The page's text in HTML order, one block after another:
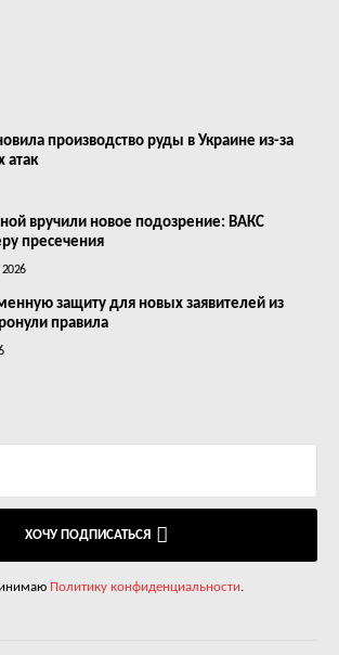
производство руды в Украине из-за
атак
вручили новое подозрение: ВАКС
пресечения
2026
защиту для новых заявителей из
правила
ХОЧУ ПОДПИСАТЬСЯ
Политику конфиденциальности.